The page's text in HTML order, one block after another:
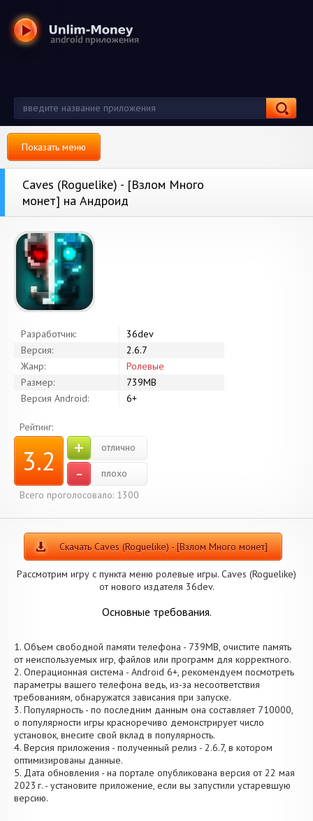
Показать меню
Caves (Roguelike) - [Взлом Много
монет] на Андроид
Разработчик:
36dev
Версия:
2.6.7
Жанр:
Ролевые
Размер:
739MB
Версия Android:
6+
Рейтинг:
3.2 + отлично
-
плохо
Всего проголосовало: 1300
Скачать Caves (Roguelike) - [Взлом Много монет]
Рассмотрим игру с пункта меню ролевые игры. Caves (Roguelike)
от нового издателя 36dev.
Основные требования.
1. Объем свободной памяти телефона - 739MB, очистите память
от неиспользуемых игр, файлов или программ для корректного.
2. Операционная система - Android 6+, рекомендуем посмотреть
параметры вашего телефона ведь, из-за несоответствия
требованиям, обнаружатся зависания при запуске.
3. Популярность - по последним данным она составляет 710000,
о популярности игры красноречиво демонстрирует число
установок, внесите свой вклад в популярность.
4. Версия приложения - полученный релиз - 2.6.7, в котором
оптимизированы данные.
5. Дата обновления - на портале опубликована версия от 22 мая
2023 г. - установите приложение, если вы запустили устаревшую
версию.